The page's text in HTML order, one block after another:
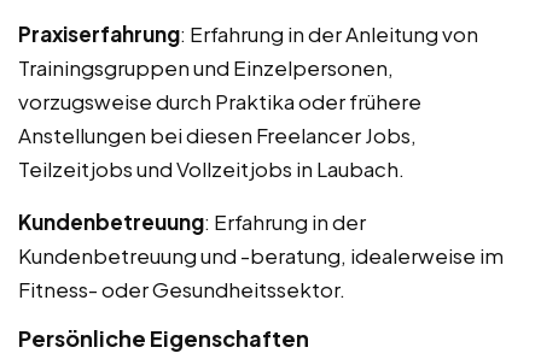
Praxiserfahrung: Erfahrung in der Anleitung von
Trainingsgruppen und Einzelpersonen,
vorzugsweise durch Praktika oder frühere
Anstellungen bei diesen Freelancer Jobs,
Teilzeitjobs und Vollzeitjobs in Laubach.
Kundenbetreuung: Erfahrung in der
Kundenbetreuung und -beratung, idealerweise im
Fitness- oder Gesundheitssektor.
Persönliche Eigenschaften